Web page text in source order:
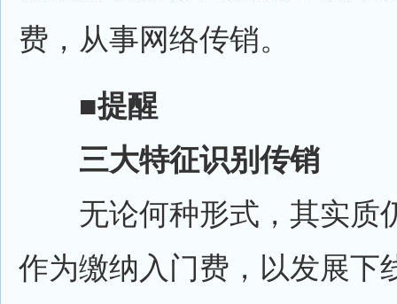
费，从事网络传销。
■提醒
三大特征识别传销
无论何种形式，其实质
作为缴纳入门费，以发展下